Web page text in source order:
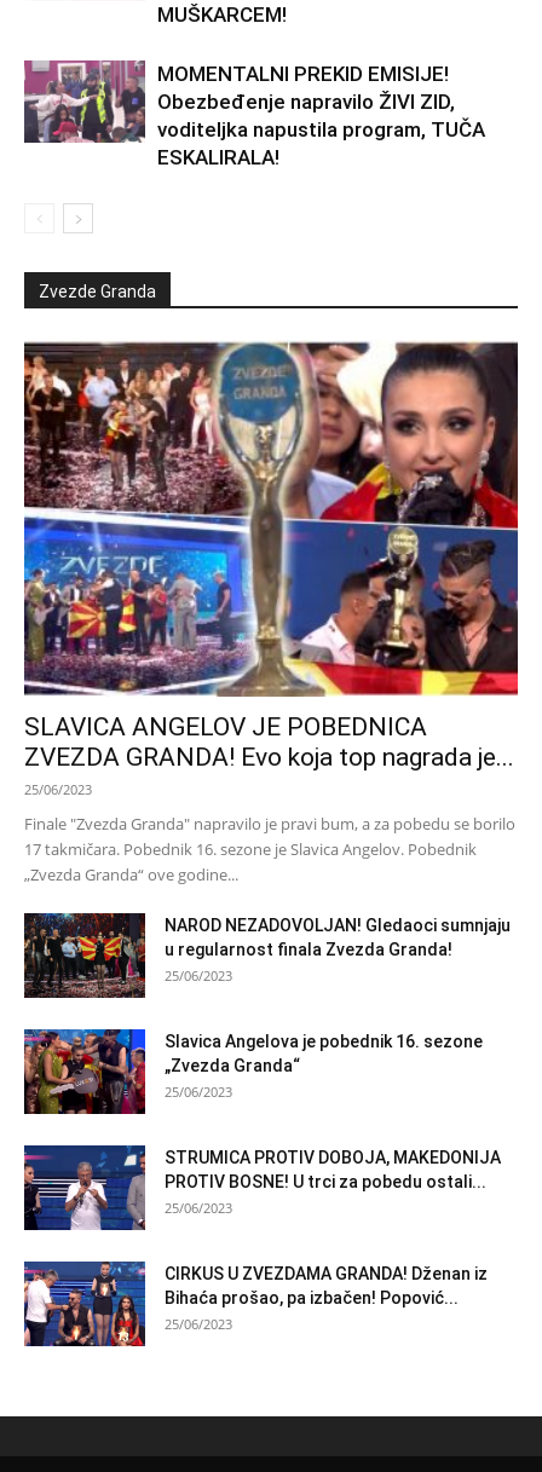
MUŠKARCEM!
MOMENTALNI PREKID EMISIJE!
Obezbeđenje napravilo ŽIVI ZID,
voditeljka napustila program, TUČA
ESKALIRALA!
Zvezde Granda
SLAVICA ANGELOV JE POBEDNICA
ZVEZDA GRANDA! Evo koja top nagrada je...
25/06/2023
Finale "Zvezda Granda" napravilo je pravi bum, a za pobedu se borilo
17 takmičara. Pobednik 16. sezone je Slavica Angelov. Pobednik
„Zvezda Granda“ ove godine...
NAROD NEZADOVOLJAN! Gledaoci sumnjaju
u regularnost finala Zvezda Granda!
25/06/2023
Slavica Angelova je pobednik 16. sezone
„Zvezda Granda“
25/06/2023
STRUMICA PROTIV DOBOJA, MAKEDONIJA
PROTIV BOSNE! U trci za pobedu ostali...
25/06/2023
CIRKUS U ZVEZDAMA GRANDA! Dženan iz
Bihaća prošao, pa izbačen! Popović...
25/06/2023